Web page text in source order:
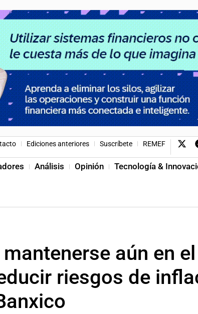
Ediciones anteriores Suscríbete REMEF
Análisis Opinión Tecnología &
aún en el
riesgos de